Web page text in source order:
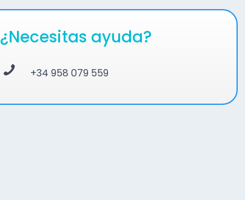
¿Necesitas ayuda?
+34 958 079 559